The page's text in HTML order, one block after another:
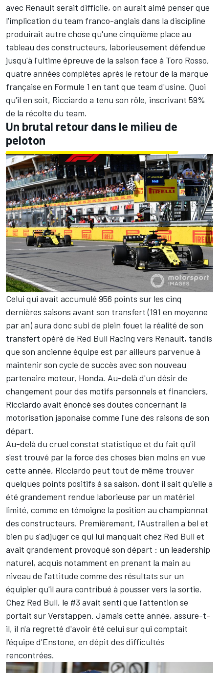
avec Renault serait difficile, on aurait aimé penser que
l'implication du team franco-anglais dans la discipline
produirait autre chose qu'une cinquième place au
tableau des constructeurs, laborieusement défendue
jusqu'à l'ultime épreuve de la saison face à Toro Rosso,
quatre années complètes après le retour de la marque
française en Formule 1 en tant que team d'usine. Quoi
qu'il en soit, Ricciardo a tenu son rôle, inscrivant 59%
de la récolte du team.
Un brutal retour dans le milieu de
peloton
Celui qui avait accumulé 956 points sur les cinq
dernières saisons avant son transfert (191 en moyenne
par an) aura donc subi de plein fouet la réalité de son
transfert opéré de Red Bull Racing vers Renault, tandis
que son ancienne équipe est par ailleurs parvenue à
maintenir son cycle de succès avec son nouveau
partenaire moteur, Honda. Au-delà d'un désir de
changement pour des motifs personnels et financiers,
Ricciardo avait énoncé ses doutes concernant la
motorisation japonaise comme l'une des raisons de son
départ.
Au-delà du cruel constat statistique et du fait qu'il
s'est trouvé par la force des choses bien moins en vue
cette année, Ricciardo peut tout de même trouver
quelques points positifs à sa saison, dont il sait qu'elle a
été grandement rendue laborieuse par un matériel
limité, comme en témoigne la position au championnat
des constructeurs. Premièrement, l'Australien a bel et
bien pu s'adjuger ce qui lui manquait chez Red Bull et
avait grandement provoqué son départ : un leadership
naturel, acquis notamment en prenant la main au
niveau de l'attitude comme des résultats sur un
équipier qu'il aura contribué à pousser vers la sortie.
Chez Red Bull, le #3 avait senti que l'attention se
portait sur Verstappen. Jamais cette année, assure-t-
il, il n'a regretté d'avoir été celui sur qui comptait
l'équipe d'Enstone, en dépit des difficultés
rencontrées.